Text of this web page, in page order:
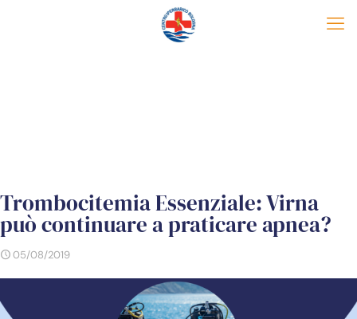
Trombocitemia Essenziale: Virna
può continuare a praticare apnea?
05/08/2019